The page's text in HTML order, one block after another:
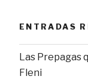
ENTRADAS
Las Prepagas
Fleni